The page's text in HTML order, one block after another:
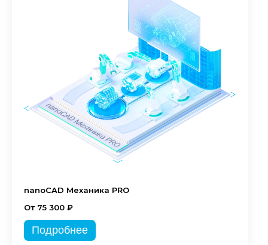
nanoCAD Механика PRO
От 75 300 ₽
Подробнее